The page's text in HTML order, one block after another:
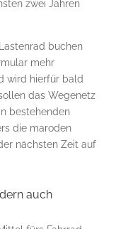
zwei Jahren
buchen
mehr
wird hierfür bald
das Wegenetz
bestehenden
die maroden
nächsten Zeit auf
auch